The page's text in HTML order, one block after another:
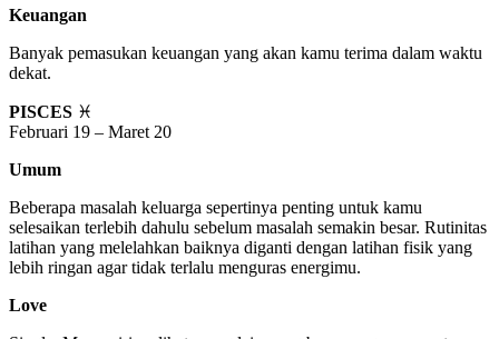
Keuangan
Banyak pemasukan keuangan yang akan kamu terima dalam waktu
dekat.
PISCES ♓
Februari 19 – Maret 20
Umum
Beberapa masalah keluarga sepertinya penting untuk kamu
selesaikan terlebih dahulu sebelum masalah semakin besar. Rutinitas
latihan yang melelahkan baiknya diganti dengan latihan fisik yang
lebih ringan agar tidak terlalu menguras energimu.
Love